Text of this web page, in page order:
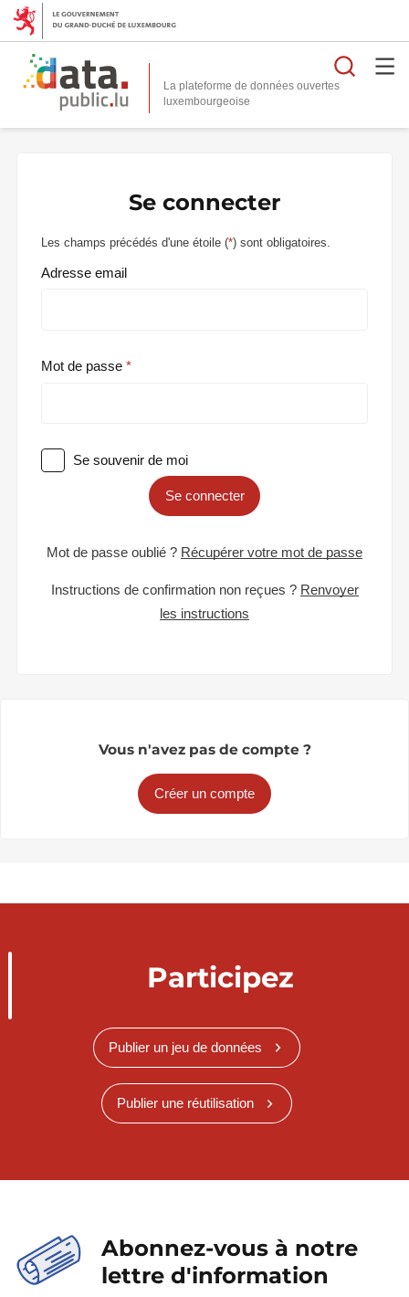
La plateforme de données ouvertes
Se connecter
Les champs précédés d'une étoile (*) sont obligatoires.
Adresse email
Mot de passe
Se souvenir de moi
Se connecter
Mot de passe oublié ? Récupérer votre mot de passe
Instructions de confirmation non reçues ? Renvoyer
les instructions
Vous n'avez pas de compte ?
Créer un compte
Participez
Publier un jeu de données
Publier une réutilisation
Abonnez-vous à notre
lettre d'information